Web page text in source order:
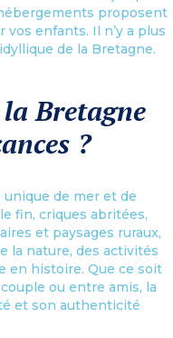
proposent
enfants. Il n’y a plus
de la Bretagne.
Bretagne
?
de mer et de
fin, criques abritées,
et paysages ruraux,
la nature, des activités
en histoire. Que ce soit
ou entre amis, la
et son authenticité